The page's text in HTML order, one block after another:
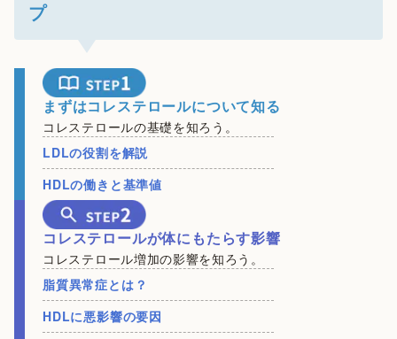
プ
まずはコレステロールについて知る
コレステロールの基礎を知ろう。
LDLの役割を解説
HDLの働きと基準値
コレステロールが体にもたらす影響
コレステロール増加の影響を知ろう。
脂質異常症とは？
HDLに悪影響の要因